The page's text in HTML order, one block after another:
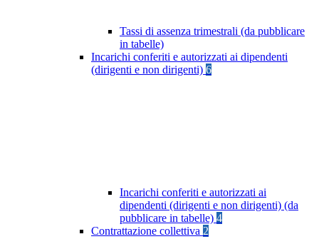
Tassi di assenza trimestrali (da pubblicare
in tabelle)
Incarichi conferiti e autorizzati ai dipendenti
(dirigenti e non dirigenti) 6
Incarichi conferiti e autorizzati ai
dipendenti (dirigenti e non dirigenti) (da
pubblicare in tabelle) 4
Contrattazione collettiva 2